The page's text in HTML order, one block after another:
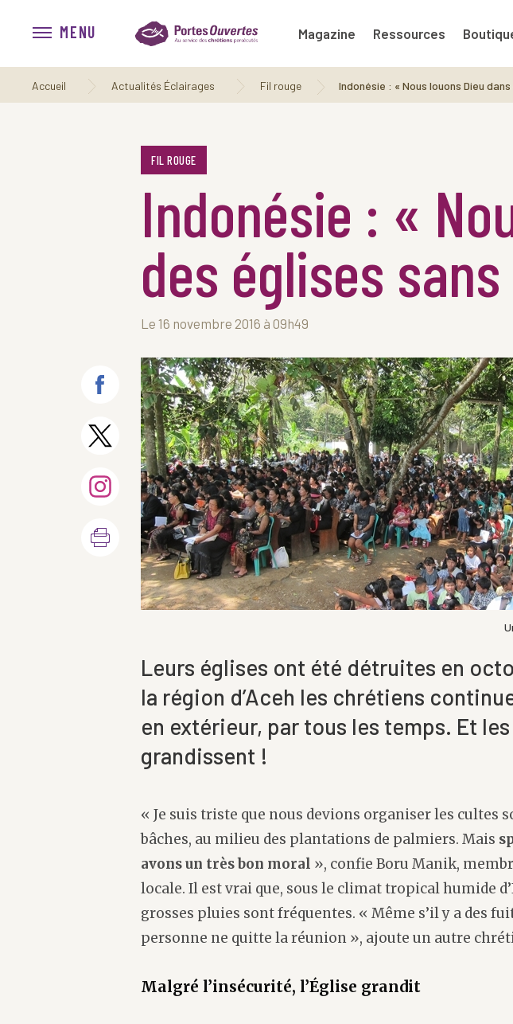
MENU Magazine Ressources
Accueil Actualités Éclairages Fil rouge Indonésie : « Nous louons Dieu
FIL ROUGE
Indonésie : «
des églises
Le 16 novembre 2016 à 09h49
Leurs églises ont été détruites en
la région d’Aceh les chrétiens
en extérieur, par tous les temps. Et
grandissent !
« Je suis triste que nous devions organiser les cultes
bâches, au milieu des plantations de palmiers. Mais
avons un très bon moral », confie Boru Manik,
locale. Il est vrai que, sous le climat tropical humide
grosses pluies sont fréquentes. « Même s’il y a des
personne ne quitte la réunion », ajoute un autre
Malgré l’insécurité, l’Église grandit